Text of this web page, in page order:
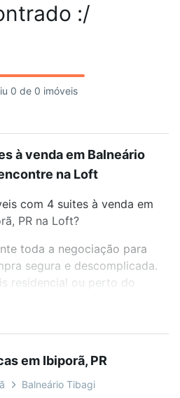
:/
0 de 0 imóveis
à venda em Balneário
na Loft
com 4 suites à venda em
PR na Loft?
toda a negociação para
segura e descomplicada.
residencial ou perto do
4 suites à venda em
PR para conquistar seu
sem compromisso e você
46 mil corretores e
em Ibiporã, PR
Balneário Tibagi